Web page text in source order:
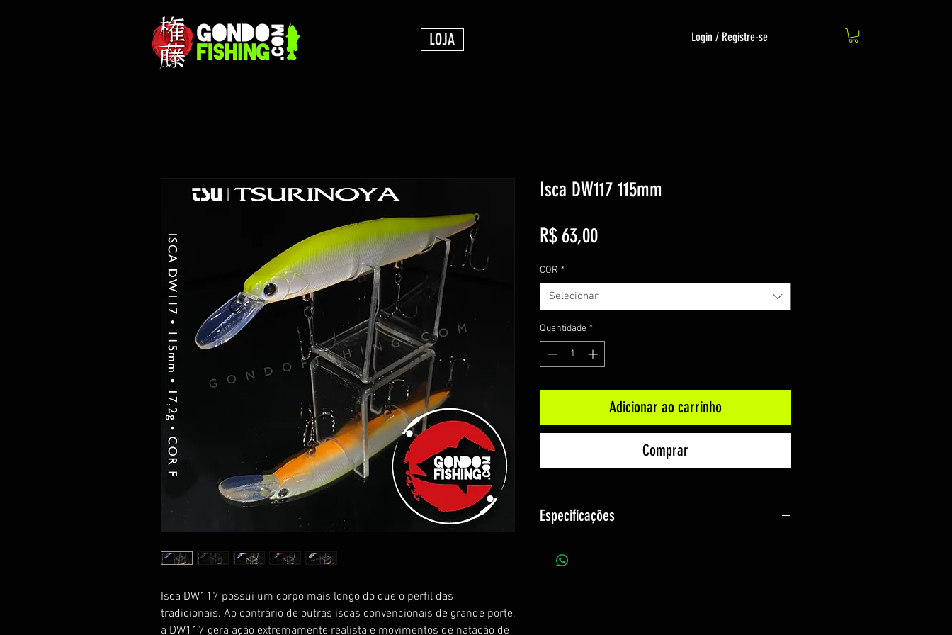
LOJA Login / Registre-se
Isca DW117 possui um corpo mais longo do que o perfil das
tradicionais. Ao contrário de outras iscas convencionais de grande porte,
a DW117 gera ação extremamente realista e movimentos de natação de
Isca DW117 115mm
R$ 63,00Preço
COR *
Selecionar
Quantidade *
Adicionar ao carrinho
Comprar
Especificações
Peso: 17.2 g